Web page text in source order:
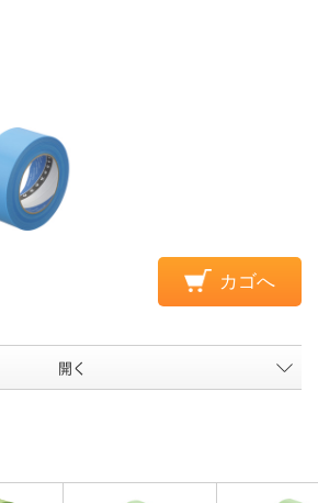
カゴへ
開く